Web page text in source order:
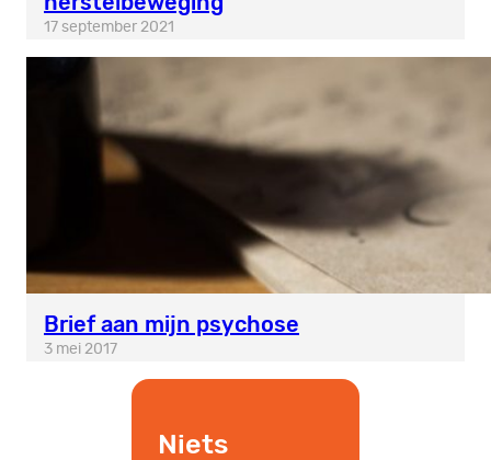
17 september 2021
Brief aan mijn psychose
3 mei 2017
Niets